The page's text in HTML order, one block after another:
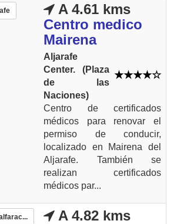
A 4.61 kms
Centro medico
Mairena
Aljarafe
Center. (Plaza
de las
Naciones)
Centro de certificados
médicos para renovar el
permiso de conducir,
localizado en Mairena del
Aljarafe. También se
realizan certificados
médicos par...
A 4.82 kms